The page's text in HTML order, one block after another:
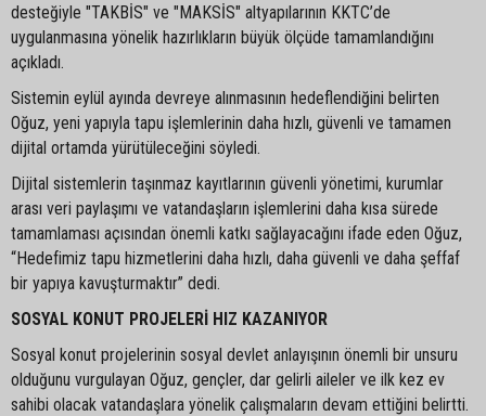
desteğiyle "TAKBİS" ve "MAKSİS" altyapılarının KKTC’de
uygulanmasına yönelik hazırlıkların büyük ölçüde tamamlandığını
açıkladı.
Sistemin eylül ayında devreye alınmasının hedeflendiğini belirten
Oğuz, yeni yapıyla tapu işlemlerinin daha hızlı, güvenli ve tamamen
dijital ortamda yürütüleceğini söyledi.
Dijital sistemlerin taşınmaz kayıtlarının güvenli yönetimi, kurumlar
arası veri paylaşımı ve vatandaşların işlemlerini daha kısa sürede
tamamlaması açısından önemli katkı sağlayacağını ifade eden Oğuz,
“Hedefimiz tapu hizmetlerini daha hızlı, daha güvenli ve daha şeffaf
bir yapıya kavuşturmaktır” dedi.
SOSYAL KONUT PROJELERİ HIZ KAZANIYOR
Sosyal konut projelerinin sosyal devlet anlayışının önemli bir unsuru
olduğunu vurgulayan Oğuz, gençler, dar gelirli aileler ve ilk kez ev
sahibi olacak vatandaşlara yönelik çalışmaların devam ettiğini belirtti.